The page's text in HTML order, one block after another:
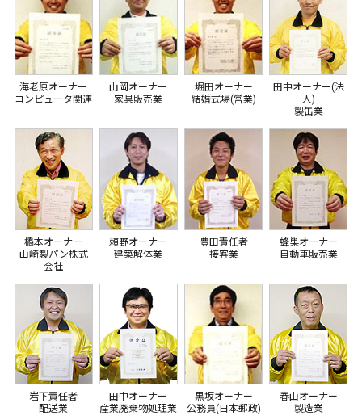
海老原オーナー
コンピュータ関連
山岡オーナー
家具販売業
堀田オーナー
結婚式場(営業)
田中オーナー(法
人)
製缶業
橋本オーナー
山崎製パン株式
会社
頼野オーナー
建築解体業
豊田責任者
接客業
蜂巣オーナー
自動車販売業
岩下責任者
配送業
田中オーナー
産業廃棄物処理業
黒坂オーナー
公務員(日本郵政)
春山オーナー
製造業